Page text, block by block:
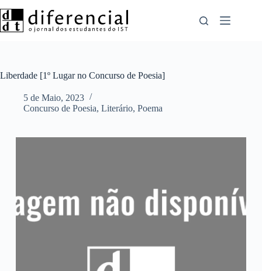
para
o
Liberdade [1º Lugar no Concurso de Poesia]
5 de Maio, 2023
Concurso de Poesia, Literário, Poema